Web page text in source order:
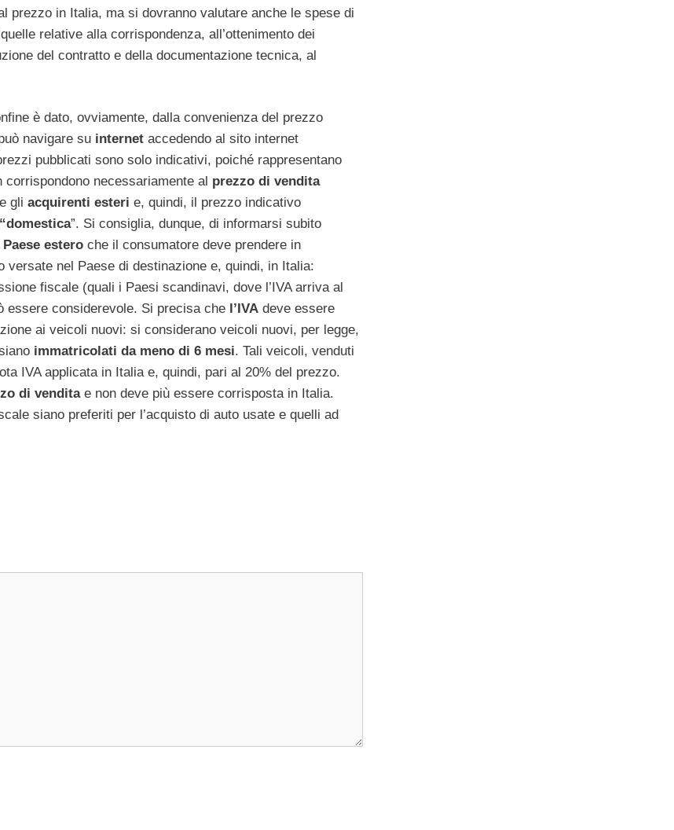
prezzo in Italia, ma si dovranno valutare anche le spese di
relative alla corrispondenza, all’ottenimento dei
del contratto e della documentazione tecnica, al
è dato, ovviamente, dalla convenienza del prezzo
navigare su internet accedendo al sito internet
pubblicati sono solo indicativi, poiché rappresentano
necessariamente al prezzo di vendita
gli acquirenti esteri e, quindi, il prezzo indicativo
”. Si consiglia, dunque, di informarsi subito
Paese estero che il consumatore deve prendere in
nel Paese di destinazione e, quindi, in Italia:
fiscale (quali i Paesi scandinavi, dove l’IVA arriva al
essere considerevole. Si precisa che l’IVA deve essere
ai veicoli nuovi: si considerano veicoli nuovi, per legge,
immatricolati da meno di 6 mesi. Tali veicoli, venduti
IVA applicata in Italia e, quindi, pari al 20% del prezzo.
di venditae non deve più essere corrisposta in Italia.
siano preferiti per l’acquisto di auto usate e quelli ad